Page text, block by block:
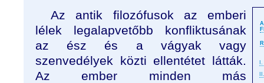
Az antik filozófusok az emberi
lélek legalapvetőbb konfliktusának
az ész és a vágyak vagy
szenvedélyek közti ellentétet látták.
Az ember minden más